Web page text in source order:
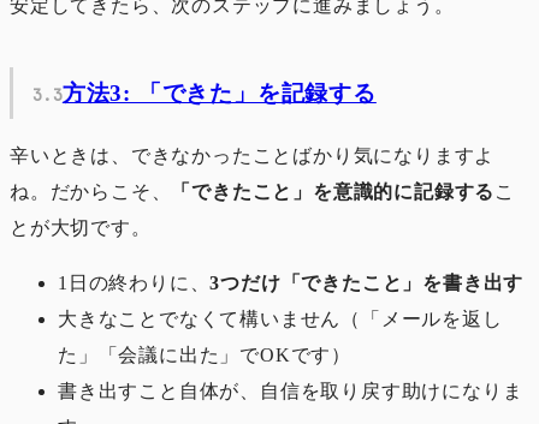
安定してきたら、次のステップに進みましょう。
方法3: 「できた」を記録する
辛いときは、できなかったことばかり気になりますよ
ね。だからこそ、
「できたこと」を意識的に記録する こ
とが大切です。
1日の終わりに、3つだけ「できたこと」を書き出す
大きなことでなくて構いません（「メールを返し
た」「会議に出た」でOKです）
書き出すこと自体が、自信を取り戻す助けになりま